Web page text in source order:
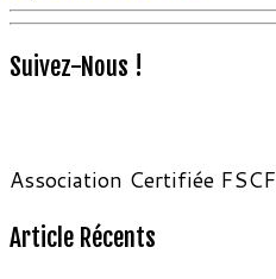
Suivez-Nous !
Association Certifiée FSCF
Article Récents